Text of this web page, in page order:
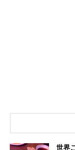
世界